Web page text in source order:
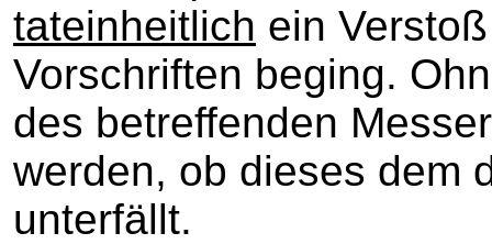
tateinheitlich ein
Vorschriften beging.
des betreffenden
werden, ob dieses dem
unterfällt.